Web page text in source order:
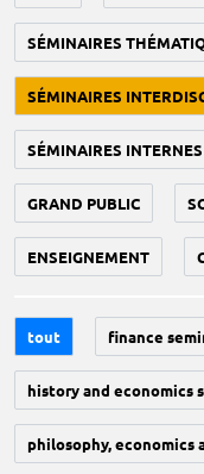
SÉMINAIRES
SÉMINAIRES
SÉMINAIRES INTERNES
GRAND PUBLIC
ENSEIGNEMENT
tout finance
history and economics
philosophy, economics